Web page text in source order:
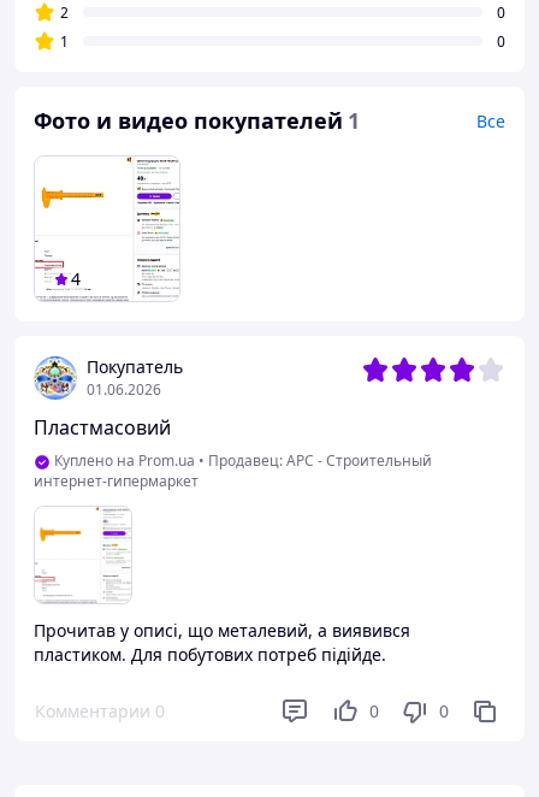
Покупатель
01.06.2026
Пластмасовий
Куплено на Prom.ua • Продавец: АРС - Строительный
интернет-гипермаркет
Прочитав у описі, що металевий, а виявився
пластиком. Для побутових потреб підійде.
Комментарии 0 0 0
2
0
1
0
Фото и видео покупателей 1 Все
4